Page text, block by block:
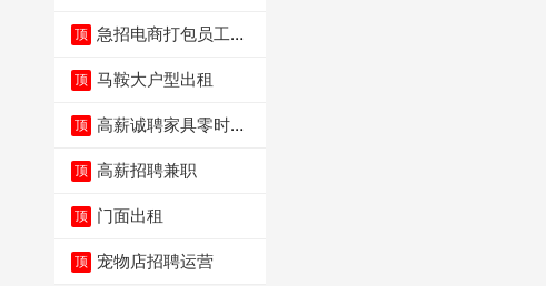
顶 急招电商打包员工作
顶 马鞍大户型出租
顶 高薪诚聘家具零时促
顶 高薪招聘兼职
顶 门面出租
顶 宠物店招聘运营